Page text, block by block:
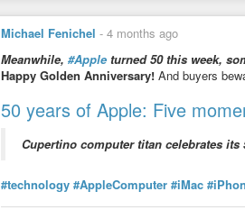
include /etc/sway/config-vars.d/*
input * {
  xkb_layout custom
  xkb_model macintosh
  xkb_options lv3:lalt_switch
  tap enabled
Michael Fenichel - 4 months ago
Meanwhile, #Apple turned 50 this week,
Happy Golden Anniversary! And buyers
50 years of Apple: Five
Cupertino computer titan celebrates
#technology #AppleComputer #iMac